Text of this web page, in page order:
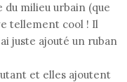
milieu urbain (que
tellement cool ! Il
juste ajouté un ruban
et elles ajoutent